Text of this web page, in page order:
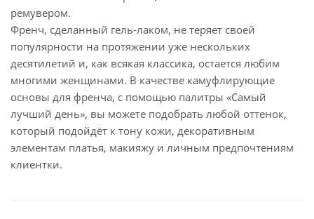
ремувером.
Френч, сделанный гель-лаком, не теряет своей
популярности на протяжении уже нескольких
десятилетий и, как всякая классика, остается любим
многими женщинами. В качестве камуфлирующие
основы для френча, с помощью палитры «Самый
лучший день», вы можете подобрать любой оттенок,
который подойдёт к тону кожи, декоративным
элементам платья, макияжу и личным предпочтениям
клиентки.